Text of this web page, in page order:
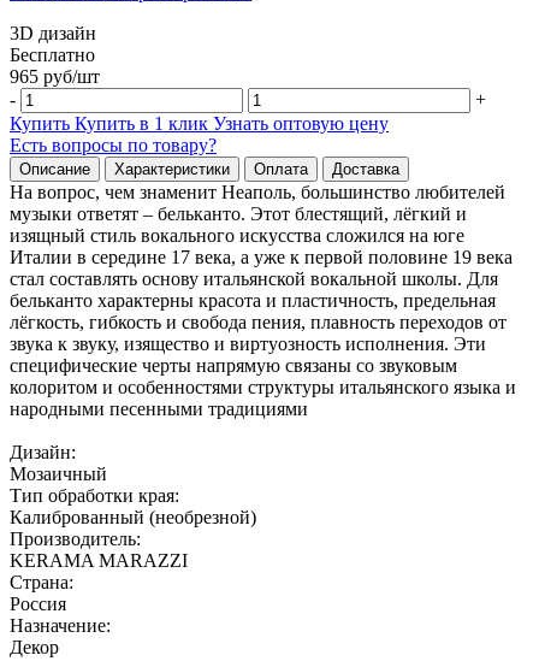
3D дизайн
Бесплатно
965 руб/шт
-
+
Купить Купить в 1 клик Узнать оптовую цену
Есть вопросы по товару?
Описание Характеристики Оплата Доставка
На вопрос, чем знаменит Неаполь, большинство любителей
музыки ответят – бельканто. Этот блестящий, лёгкий и
изящный стиль вокального искусства сложился на юге
Италии в середине 17 века, а уже к первой половине 19 века
стал составлять основу итальянской вокальной школы. Для
бельканто характерны красота и пластичность, предельная
лёгкость, гибкость и свобода пения, плавность переходов от
звука к звуку, изящество и виртуозность исполнения. Эти
специфические черты напрямую связаны со звуковым
колоритом и особенностями структуры итальянского языка и
народными песенными традициями
Дизайн:
Мозаичный
Тип обработки края:
Калиброванный (необрезной)
Производитель:
KERAMA MARAZZI
Страна:
Россия
Назначение:
Декор